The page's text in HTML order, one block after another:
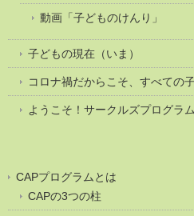
動画「子どものけんり」
子どもの現在（いま）
コロナ禍だからこそ、すべての
ようこそ！サークルズプログラ
CAPプログラムとは
CAPの3つの柱